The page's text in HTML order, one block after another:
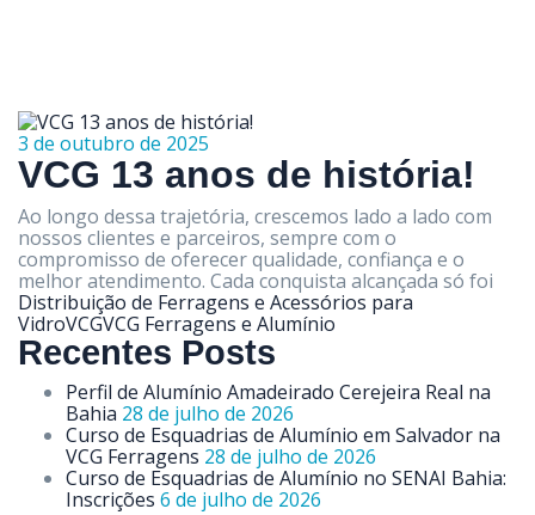
3 de outubro de 2025
VCG 13 anos de história!
Ao longo dessa trajetória, crescemos lado a lado com
nossos clientes e parceiros, sempre com o
compromisso de oferecer qualidade, confiança e o
melhor atendimento. Cada conquista alcançada só foi
Distribuição de Ferragens e Acessórios para
VidroVCGVCG Ferragens e Alumínio
Recentes Posts
Perfil de Alumínio Amadeirado Cerejeira Real na
Bahia 28 de julho de 2026
Curso de Esquadrias de Alumínio em Salvador na
VCG Ferragens 28 de julho de 2026
Curso de Esquadrias de Alumínio no SENAI Bahia:
Inscrições 6 de julho de 2026